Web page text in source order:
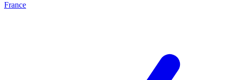
France